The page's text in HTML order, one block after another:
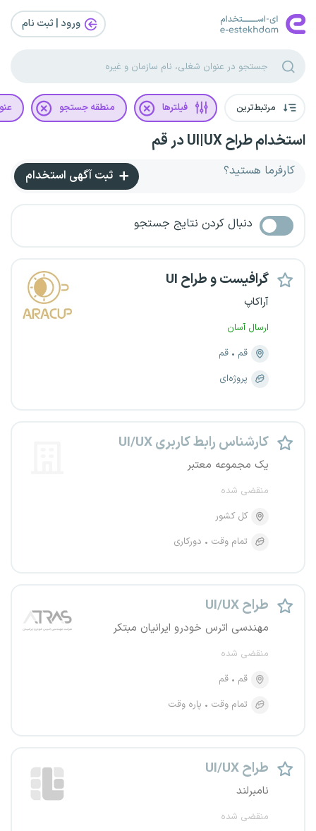
ورود | ثبت‌ نام
مرتبط‌ترین فیلترها منطقه جستجو
استخدام طراح UI|UX در قم
کارفرما هستید؟ ثبت آگهی استخدام
دنبال کردن نتایج جستجو
گرافیست و طراح UI
آراکاپ
ارسال آسان
قم
قم
پروژه‌ای
کارشناس رابط کاربری UI/UX
یک مجموعه معتبر
منقضی شده
کل کشور
تمام وقت
دورکاری
طراح UI/UX
مهندسی اترس خودرو ایرانیان مبتکر
منقضی شده
قم
قم
تمام وقت
پاره وقت
طراح UI/UX
نامبرلند
منقضی شده